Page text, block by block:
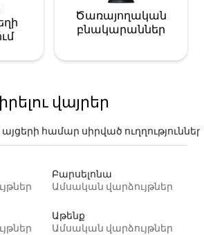
Ծառայողական
բնակարաններ
վայրեր
համար սիրված ուղղություններ
Բարսելոնա
Ամսական վարձույթներ
Աթենք
Ամսական վարձույթներ